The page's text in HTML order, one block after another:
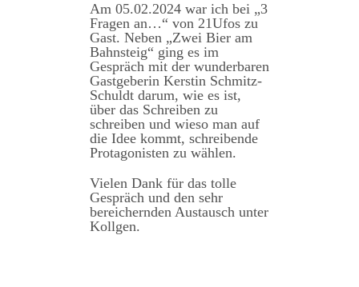
Am 05.02.2024 war ich bei „3
Fragen an…“ von 21Ufos zu
Gast. Neben „Zwei Bier am
Bahnsteig“ ging es im
Gespräch mit der wunderbaren
Gastgeberin Kerstin Schmitz-
Schuldt darum, wie es ist,
über das Schreiben zu
schreiben und wieso man auf
die Idee kommt, schreibende
Protagonisten zu wählen.
Vielen Dank für das tolle
Gespräch und den sehr
bereichernden Austausch unter
Kollgen.